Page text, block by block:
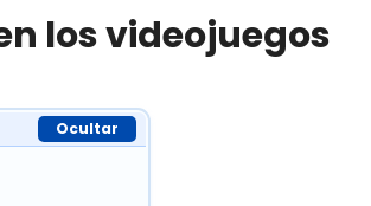
los videojuegos
Ocultar